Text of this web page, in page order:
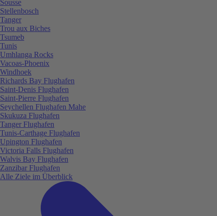
Sousse
Stellenbosch
Tanger
Trou aux Biches
Tsumeb
Tunis
Umhlanga Rocks
Vacoas-Phoenix
Windhoek
Richards Bay Flughafen
Saint-Denis Flughafen
Saint-Pierre Flughafen
Seychellen Flughafen Mahe
Skukuza Flughafen
Tanger Flughafen
Tunis-Carthage Flughafen
Upington Flughafen
Victoria Falls Flughafen
Walvis Bay Flughafen
Zanzibar Flughafen
Alle Ziele im Überblick